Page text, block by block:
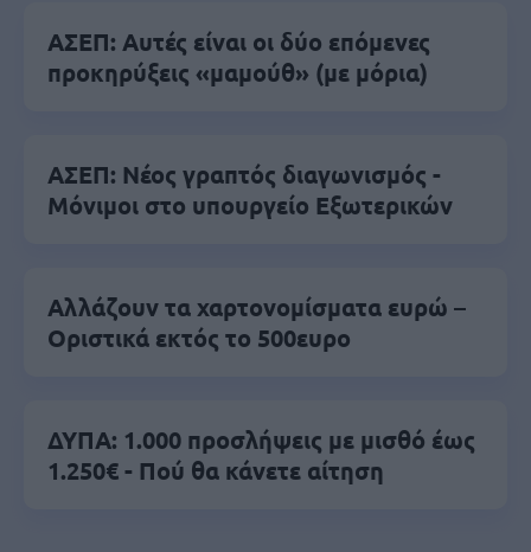
ΑΣΕΠ: Αυτές είναι οι δύο επόμενες
προκηρύξεις «μαμούθ» (με μόρια)
ΑΣΕΠ: Νέος γραπτός διαγωνισμός -
Μόνιμοι στο υπουργείο Εξωτερικών
Αλλάζουν τα χαρτονομίσματα ευρώ –
Οριστικά εκτός το 500ευρο
ΔΥΠΑ: 1.000 προσλήψεις με μισθό έως
1.250€ - Πού θα κάνετε αίτηση